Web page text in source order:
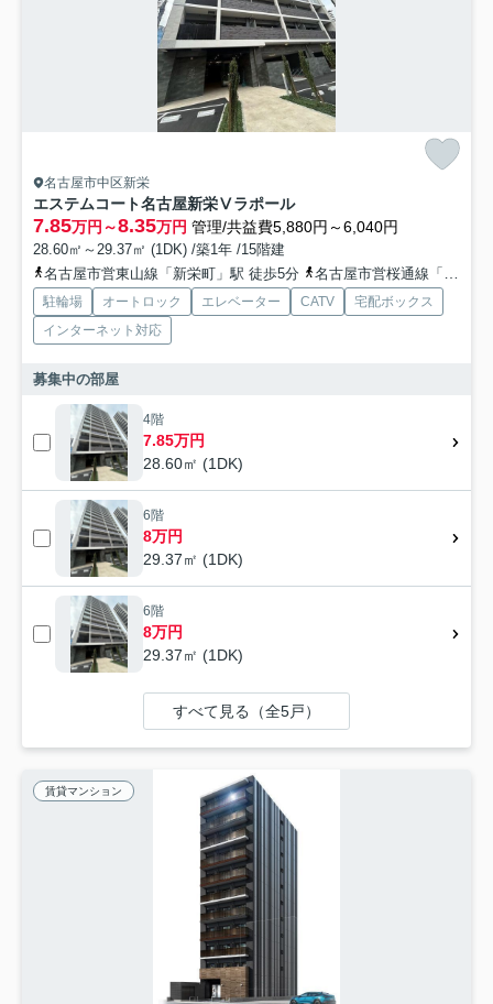
名古屋市中区新栄
エステムコート名古屋新栄Ⅴラポール
7.85万円～8.35万円 管理/共益費5,880円～6,040円
28.60㎡～29.37㎡ (1DK) /築1年 /15階建
名古屋市営東山線「新栄町」駅 徒歩5分
名古屋市営桜通線「高岳」駅 徒歩15分
駐輪場 オートロック エレベーター CATV
宅配ボックス
インターネット対応
募集中の部屋
4階
7.85万円
28.60㎡ (1DK)
6階
8万円
29.37㎡ (1DK)
6階
8万円
29.37㎡ (1DK)
すべて見る（全5戸）
賃貸マンション